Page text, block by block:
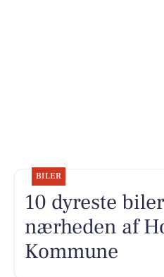
BILER
10 dyreste
nærheden af
Kommune